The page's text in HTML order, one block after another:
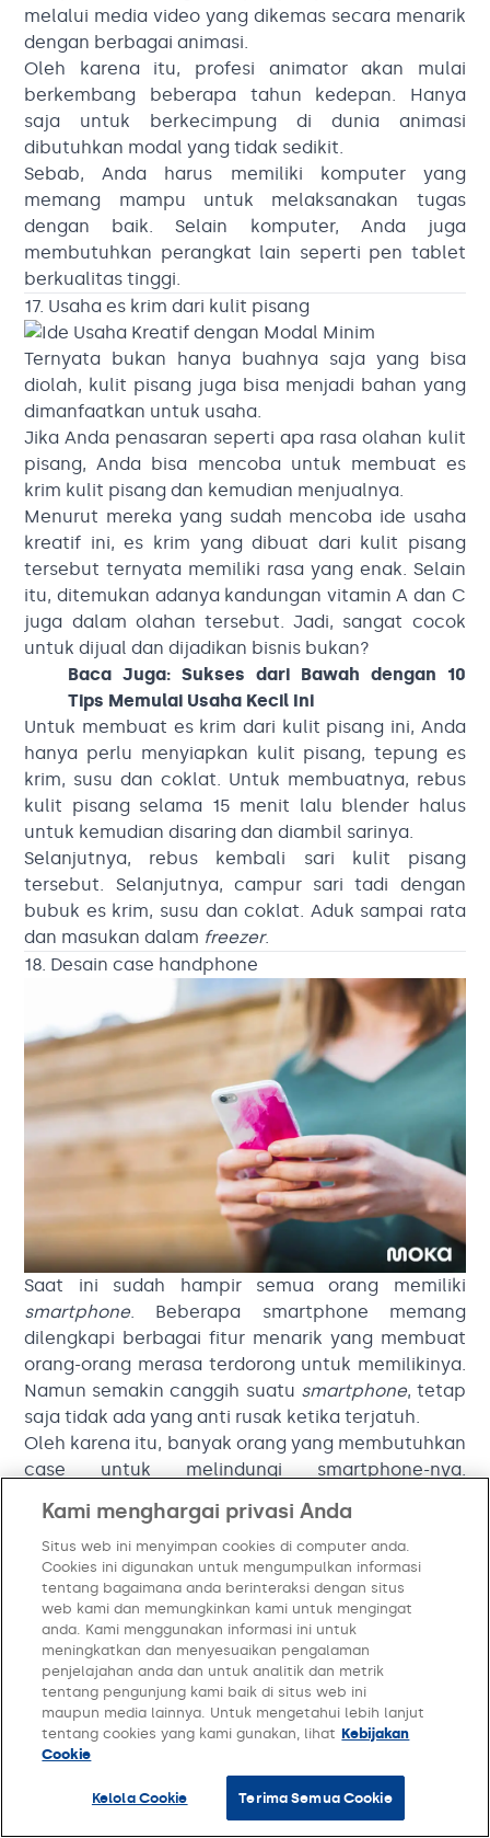
melalui media video yang dikemas secara menarik
dengan berbagai animasi.
Oleh karena itu, profesi animator akan mulai
berkembang beberapa tahun kedepan. Hanya
saja untuk berkecimpung di dunia animasi
dibutuhkan modal yang tidak sedikit.
Sebab, Anda harus memiliki komputer yang
memang mampu untuk melaksanakan tugas
dengan baik. Selain komputer, Anda juga
membutuhkan perangkat lain seperti pen tablet
berkualitas tinggi.
17. Usaha es krim dari kulit pisang
Ternyata bukan hanya buahnya saja yang bisa
diolah, kulit pisang juga bisa menjadi bahan yang
dimanfaatkan untuk usaha.
Jika Anda penasaran seperti apa rasa olahan kulit
pisang, Anda bisa mencoba untuk membuat es
krim kulit pisang dan kemudian menjualnya.
Menurut mereka yang sudah mencoba ide usaha
kreatif ini, es krim yang dibuat dari kulit pisang
tersebut ternyata memiliki rasa yang enak. Selain
itu, ditemukan adanya kandungan vitamin A dan C
juga dalam olahan tersebut. Jadi, sangat cocok
untuk dijual dan dijadikan bisnis bukan?
Baca Juga:Sukses dari Bawah dengan 10
Tips Memulai Usaha Kecil Ini
Untuk membuat es krim dari kulit pisang ini, Anda
hanya perlu menyiapkan kulit pisang, tepung es
krim, susu dan coklat. Untuk membuatnya, rebus
kulit pisang selama 15 menit lalu blender halus
untuk kemudian disaring dan diambil sarinya.
Selanjutnya, rebus kembali sari kulit pisang
tersebut. Selanjutnya, campur sari tadi dengan
bubuk es krim, susu dan coklat. Aduk sampai rata
dan masukan dalam freezer.
18. Desain case handphone
Saat ini sudah hampir semua orang memiliki
smartphone. Beberapa smartphone memang
dilengkapi berbagai fitur menarik yang membuat
orang-orang merasa terdorong untuk memilikinya.
Namun semakin canggih suatu smartphone, tetap
saja tidak ada yang anti rusak ketika terjatuh.
Oleh karena itu, banyak orang yang membutuhkan
case untuk melindungi smartphone-nya.
dapat menjadi peluang bisnis yang bisa Anda
manfaatkan.
Misalnya dengan menjualcaseyang bisa
dikostumisasi. Jadi, setiap orang bisa memiliki
case dengan desain yang mencerminkan
seleranya masing-masing.
19. Dekorasi interior
Kaum milenial kini perlahan lahan mulai
berupa rumah, maupun apartemen.
Kami menghargai privasi Anda
Situs web ini menyimpan cookies di computer anda.
Cookies ini digunakan untuk mengumpulkan informasi
tentang bagaimana anda berinteraksi dengan situs
web kami dan memungkinkan kami untuk mengingat
anda. Kami menggunakan informasi ini untuk
meningkatkan dan menyesuaikan pengalaman
penjelajahan anda dan untuk analitik dan metrik
tentang pengunjung kami baik di situs web ini
maupun media lainnya. Untuk mengetahui lebih lanjut
tentang cookies yang kami gunakan, lihat Kebijakan
Cookie
Kelola Cookie Terima Semua Cookie